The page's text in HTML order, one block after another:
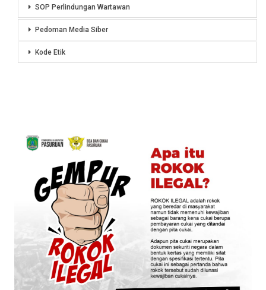
SOP Perlindungan Wartawan
Pedoman Media Siber
Kode Etik